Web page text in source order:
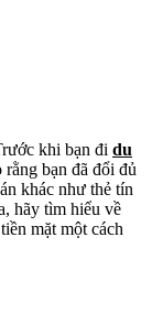
khi bạn đi du
bạn đã đổi đủ
khác như thẻ tín
hãy tìm hiểu về
mặt một cách